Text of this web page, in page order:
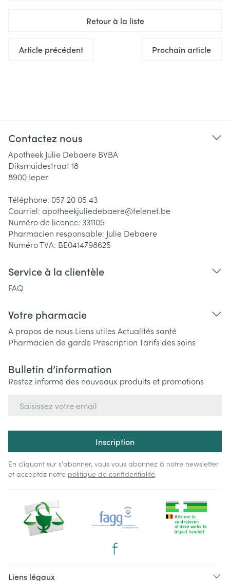
Retour à la liste
Article précédent Prochain article
Contactez nous
Apotheek Julie Debaere BVBA
Diksmuidestraat 18
8900 Ieper
Téléphone: 057 20 05 43
Courriel: apotheekjuliedebaere@telenet.be
Numéro de licence: 331105
Pharmacien responsable: Julie Debaere
Numéro TVA: BE0414798625
Service à la clientèle
FAQ
Votre pharmacie
A propos de nous Liens utiles Actualités santé
Pharmacien de garde PrescriptionTarifs des soins
Bulletin d’information
Restez informé des nouveaux produits et promotions
Inscription
En cliquant sur s'abonner, vous vous abonnez à notre newsletter
et acceptez notre politique de confidentialité.
Liens légaux